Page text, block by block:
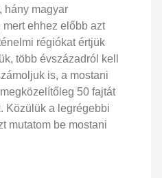
hány magyar
ehhez előbb azt
régiókat értjük
több évszázadról kell
is, a mostani
50 fajtát
Közülük a legrégebbi
mutatom be mostani